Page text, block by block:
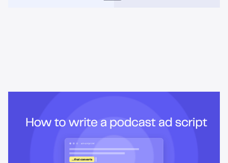
anúncio de podcast que converte
Ouvintes de podcast conseguem perceber quando uma venda é
agressiva. Veja como estruturar um roteiro de anúncio de
podcast, fazer um briefing para um apresentador e escrever uma
CTA que funcione entre ouvir e agir.